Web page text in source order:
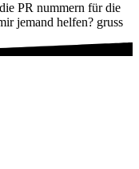
PR nummern für die
jemand helfen? gruss